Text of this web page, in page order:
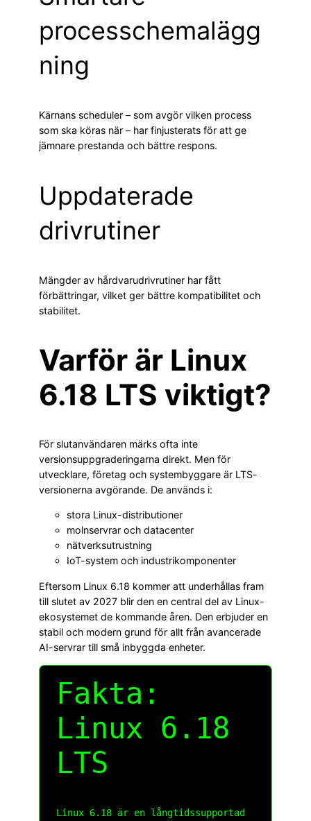
processchemalägg
ning
Kärnans scheduler – som avgör vilken process
som ska köras när – har finjusterats för att ge
jämnare prestanda och bättre respons.
Uppdaterade
drivrutiner
Mängder av hårdvarudrivrutiner har fått
förbättringar, vilket ger bättre kompatibilitet och
stabilitet.
Varför är Linux
6.18 LTS viktigt?
För slutanvändaren märks ofta inte
versionsuppgraderingarna direkt. Men för
utvecklare, företag och systembyggare är LTS-
versionerna avgörande. De används i:
stora Linux-distributioner
molnservrar och datacenter
nätverksutrustning
IoT-system och industrikomponenter
Eftersom Linux 6.18 kommer att underhållas fram
till slutet av 2027 blir den en central del av Linux-
ekosystemet de kommande åren. Den erbjuder en
stabil och modern grund för allt från avancerade
AI-servrar till små inbyggda enheter.
Fakta:
Linux 6.18
LTS
Linux 6.18 är en långtidssupportad